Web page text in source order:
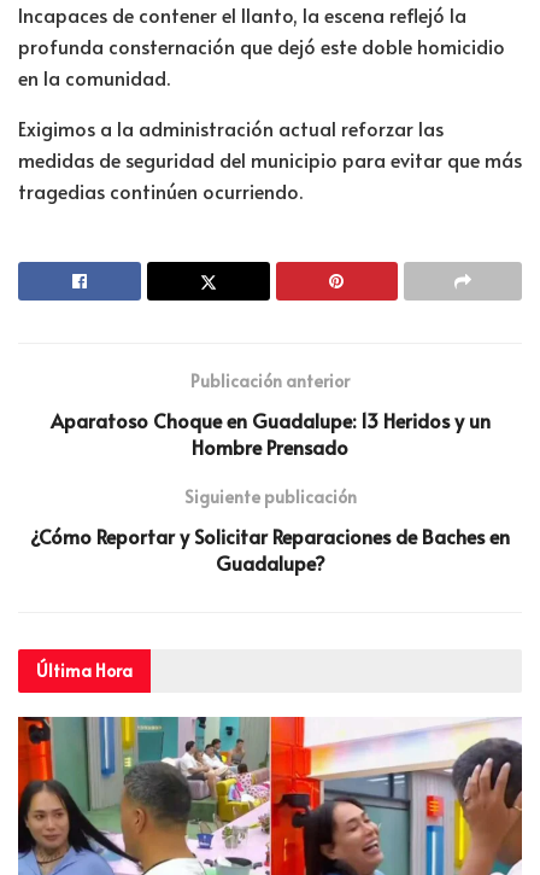
Incapaces de contener el llanto, la escena reflejó la
profunda consternación que dejó este doble homicidio
en la comunidad.
Exigimos a la administración actual reforzar las
medidas de seguridad del municipio para evitar que más
tragedias continúen ocurriendo.
Publicación anterior
Aparatoso Choque en Guadalupe: 13 Heridos y un
Hombre Prensado
Siguiente publicación
¿Cómo Reportar y Solicitar Reparaciones de Baches en
Guadalupe?
Última Hora